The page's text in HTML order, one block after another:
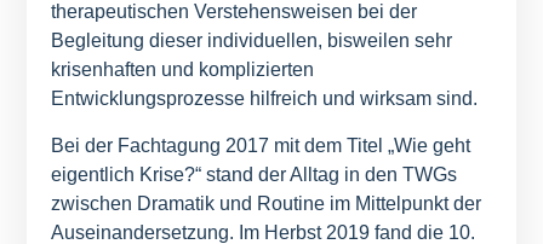
therapeutischen Verstehensweisen bei der
Begleitung dieser individuellen, bisweilen sehr
krisenhaften und komplizierten
Entwicklungsprozesse hilfreich und wirksam sind.
Bei der Fachtagung 2017 mit dem Titel „Wie geht
eigentlich Krise?“ stand der Alltag in den TWGs
zwischen Dramatik und Routine im Mittelpunkt der
Auseinandersetzung. Im Herbst 2019 fand die 10.